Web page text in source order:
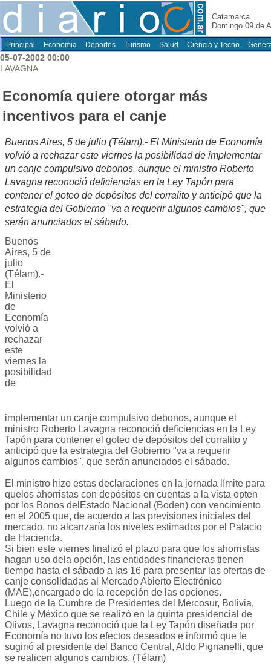
Catamarca
Domingo 09 de
Principal Economia Deportes Turismo Salud Ciencia y Tecno
05-07-2002 00:00
LAVAGNA
Economía quiere otorgar más
incentivos para el canje
Buenos Aires, 5 de julio (Télam).- El Ministerio de Economía
volvió a rechazar este viernes la posibilidad de implementar
un canje compulsivo debonos, aunque el ministro Roberto
Lavagna reconoció deficiencias en la Ley Tapón para
contener el goteo de depósitos del corralito y anticipó que la
estrategia del Gobierno "va a requerir algunos cambios", que
serán anunciados el sábado.
Buenos
Aires, 5 de
julio
(Télam).-
El
Ministerio
de
Economía
volvió a
rechazar
este
viernes la
posibilidad
de
implementar un canje compulsivo debonos, aunque el
ministro Roberto Lavagna reconoció deficiencias en la Ley
Tapón para contener el goteo de depósitos del corralito y
anticipó que la estrategia del Gobierno "va a requerir
algunos cambios", que serán anunciados el sábado.
El ministro hizo estas declaraciones en la jornada límite para
quelos ahorristas con depósitos en cuentas a la vista opten
por los Bonos delEstado Nacional (Boden) con vencimiento
en el 2005 que, de acuerdo a las previsiones iniciales del
mercado, no alcanzaría los niveles estimados por el Palacio
de Hacienda.
Si bien este viernes finalizó el plazo para que los ahorristas
hagan uso dela opción, las entidades financieras tienen
tiempo hasta el sábado a las 16 para presentar las ofertas de
canje consolidadas al Mercado Abierto Electrónico
(MAE),encargado de la recepción de las opciones.
Luego de la Cumbre de Presidentes del Mercosur, Bolivia,
Chile y México que se realizó en la quinta presidencial de
Olivos, Lavagna reconoció que la Ley Tapón diseñada por
Economía no tuvo los efectos deseados e informó que le
sugirió al presidente del Banco Central, Aldo Pignanelli, que
se realicen algunos cambios. (Télam)